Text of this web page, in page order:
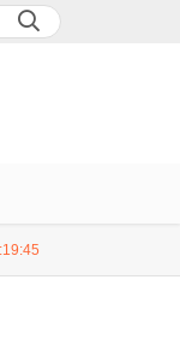
37122